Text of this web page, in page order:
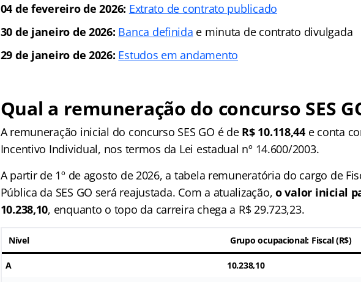
04 de fevereiro de 2026: Extrato de contrato publicado
30 de janeiro de 2026: Banca definida e minuta de contrato divulgada
29 de janeiro de 2026: Estudos em andamento
Qual a remuneração do concurso SES
A remuneração inicial do concurso SES GO é de R$ 10.118,44 e conta
Incentivo Individual, nos termos da Lei estadual nº 14.600/2003.
A partir de 1º de agosto de 2026, a tabela remuneratória do cargo de
Pública da SES GO será reajustada. Com a atualização,o valor inicial
10.238,10, enquanto o topo da carreira chega a R$ 29.723,23.
Nível Grupo ocupacional: Fiscal (R$)
A 10.238,10